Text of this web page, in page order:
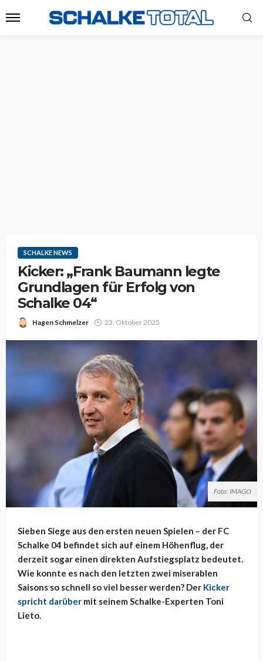
SCHALKE NEWS
Kicker: „Frank Baumann legte
Grundlagen für Erfolg von
Schalke 04“
Hagen Schmelzer 23. Oktober 2025
Foto: IMAGO
Sieben Siege aus den ersten neuen Spielen – der FC
Schalke 04 befindet sich auf einem Höhenflug, der
derzeit sogar einen direkten Aufstiegsplatz bedeutet.
Wie konnte es nach den letzten zwei miserablen
Saisons so schnell so viel besser werden? Der Kicker
spricht darüber mit seinem Schalke-Experten Toni
Lieto.